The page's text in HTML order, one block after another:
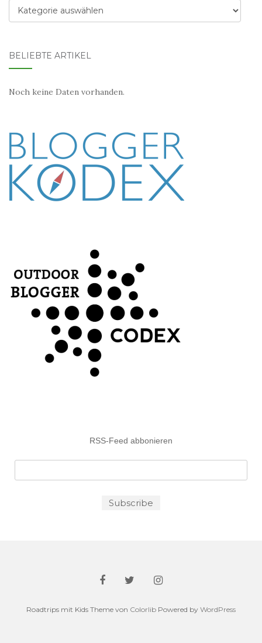
Kategorien
BELIEBTE ARTIKEL
Noch keine Daten vorhanden.
RSS-Feed abbonieren
Roadtrips mit Kids Theme von Colorlib Powered by WordPress